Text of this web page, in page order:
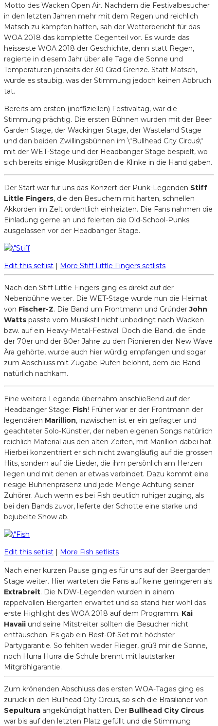
Motto des Wacken Open Air. Nachdem die Festivalbesucher
in den letzten Jahren mehr mit dem Regen und reichlich
Matsch zu kämpfen hatten, sah der Wetterbericht für das
WOA 2018 das komplette Gegenteil vor. Es wurde das
heisseste WOA 2018 der Geschichte, denn statt Regen,
regierte in diesem Jahr über alle Tage die Sonne und
Temperaturen jenseits der 30 Grad Grenze. Statt Matsch,
wurde es staubig, was der Stimmung jedoch keinen Abbruch
tat.
Bereits am ersten (inoffiziellen) Festivaltag, war die
Stimmung prächtig. Die ersten Bühnen wurden mit der Beer
Garden Stage, der Wackinger Stage, der Wasteland Stage
und den beiden Zwillingsbühnen im \“Bullhead City Circus\“
mit der WET-Stage und der Headbanger Stage bespielt, wo
sich bereits einige Musikgrößen die Klinke in die Hand gaben.
Der Start war für uns das Konzert der Punk-Legenden Stiff
Little Fingers, die den Besuchern mit harten, schnellen
Akkorden im Zelt ordentlich einheizten. Die Fans nahmen die
Einladung gerne an und feierten die Old-School-Punks
ausgelassen vor der Headbanger Stage.
Edit this setlist | More Stiff Little Fingers setlists
Nach den Stiff Little Fingers ging es direkt auf der
Nebenbühne weiter. Die WET-Stage wurde nun die Heimat
von Fischer-Z. Die Band um Frontmann und GründerJohn
Watts passte vom Musikstil nicht unbedingt nach Wacken
bzw. auf ein Heavy-Metal-Festival. Doch die Band, die Ende
der 70er und der 80er Jahre zu den Pionieren der New Wave
Ära gehörte, wurde auch hier würdig empfangen und sogar
zum Abschluss mit Zugabe-Rufen belohnt, dem die Band
natürlich nachkam.
Eine weitere Legende übernahm anschließend auf der
Headbanger Stage: Fish! Früher war er der Frontmann der
legendären Marillion, inzwischen ist er ein gefragter und
geachteter Solo-Künstler, der neben eigenen Songs natürlich
reichlich Material aus den alten Zeiten, mit Marillion dabei hat.
Hierbei konzentriert er sich nicht zwangläufig auf die grossen
Hits, sondern auf die Lieder, die ihm persönlich am Herzen
liegen und mit denen er etwas verbindet. Dazu kommt eine
riesige Bühnenpräsenz und jede Menge Achtung seiner
Zuhörer. Auch wenn es bei Fish deutlich ruhiger zuging, als
bei den Bands zuvor, lieferte der Schotte eine starke und
bejubelte Show ab.
Edit this setlist | More Fish setlists
Nach einer kurzen Pause ging es für uns auf der Beergarden
Stage weiter. Hier warteten die Fans auf keine geringeren als
Extrabreit. Die NDW-Legenden wurden in einem
rappelvollen Biergarten erwartet und so stand hier wohl das
erste Highlight des WOA 2018 auf dem Programm. Kai
Havaii und seine Mitstreiter sollten die Besucher nicht
enttäuschen. Es gab ein Best-Of-Set mit höchster
Partygarantie. So fehlten weder Flieger, grüß mir die Sonne,
noch Hurra Hurra die Schule brennt mit lautstarker
Mitgröhlgarantie.
Zum krönenden Abschluss des ersten WOA-Tages ging es
zurück in den Bullhead City Circus, so sich die Brasilianer von
Sepultura angekündigt hatten. Der Bullhead City Circus
war bis auf den letzten Platz gefüllt und die Stimmung